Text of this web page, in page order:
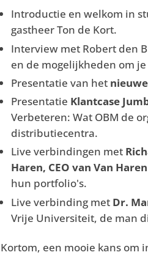
Introductie en welkom in
gastheer Ton de Kort.
Interview met Robert den
en de mogelijkheden om
Presentatie van het
Presentatie Klantcase
Verbeteren: Wat OBM de
distributiecentra.
Live verbindingen met
Haren, CEO van Van
hun portfolio's.
Live verbinding met Dr.
Vrije Universiteit, de man
Kortom, een mooie kans om